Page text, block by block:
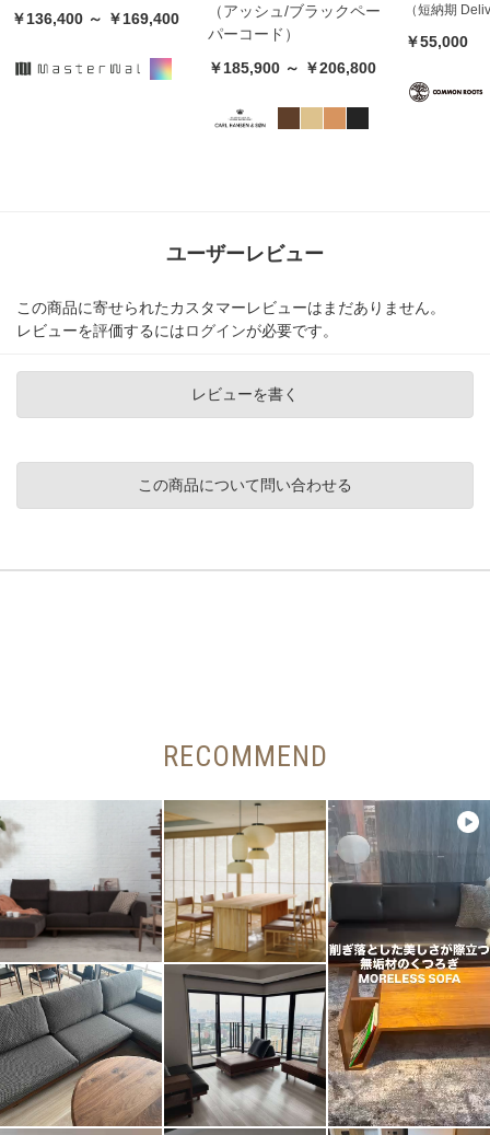
￥136,400 ～ ￥169,400
（アッシュ/ブラックペー
パーコード）
￥185,900 ～ ￥206,800
（短納期
￥55,000
ユーザーレビュー
この商品に寄せられたカスタマーレビューはまだありません。
レビューを評価するにはログインが必要です。
レビューを書く
この商品について問い合わせる
RECOMMEND